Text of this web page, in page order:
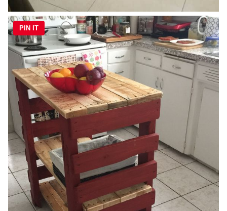
PIN IT